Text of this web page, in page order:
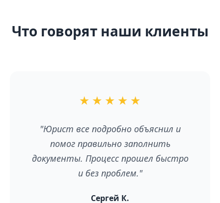
Что говорят наши клиенты
★ ★ ★ ★ ★
"Юрист все подробно объяснил и
помог правильно заполнить
документы. Процесс прошел быстро
и без проблем."
Сергей К.